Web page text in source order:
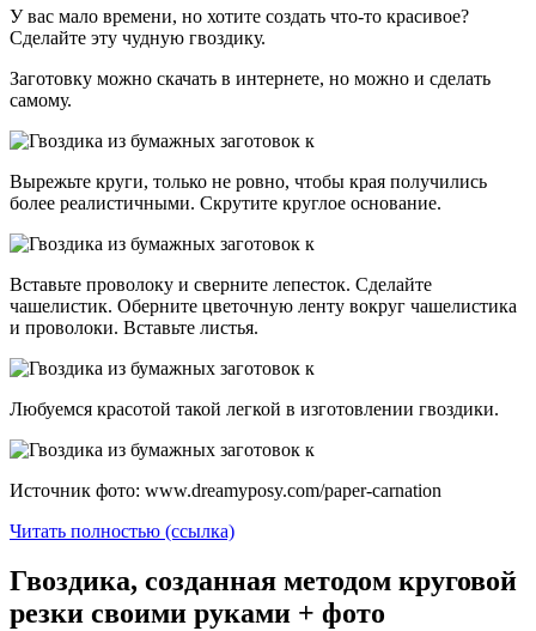
У вас мало времени, но хотите создать что-то красивое?
Сделайте эту чудную гвоздику.
Заготовку можно скачать в интернете, но можно и сделать
самому.
Вырежьте круги, только не ровно, чтобы края получились
более реалистичными. Скрутите круглое основание.
Вставьте проволоку и сверните лепесток. Сделайте
чашелистик. Оберните цветочную ленту вокруг чашелистика
и проволоки. Вставьте листья.
Любуемся красотой такой легкой в изготовлении гвоздики.
Источник фото: www.dreamyposy.com/paper-carnation
Читать полностью (ссылка)
Гвоздика, созданная методом круговой
резки своими руками + фото